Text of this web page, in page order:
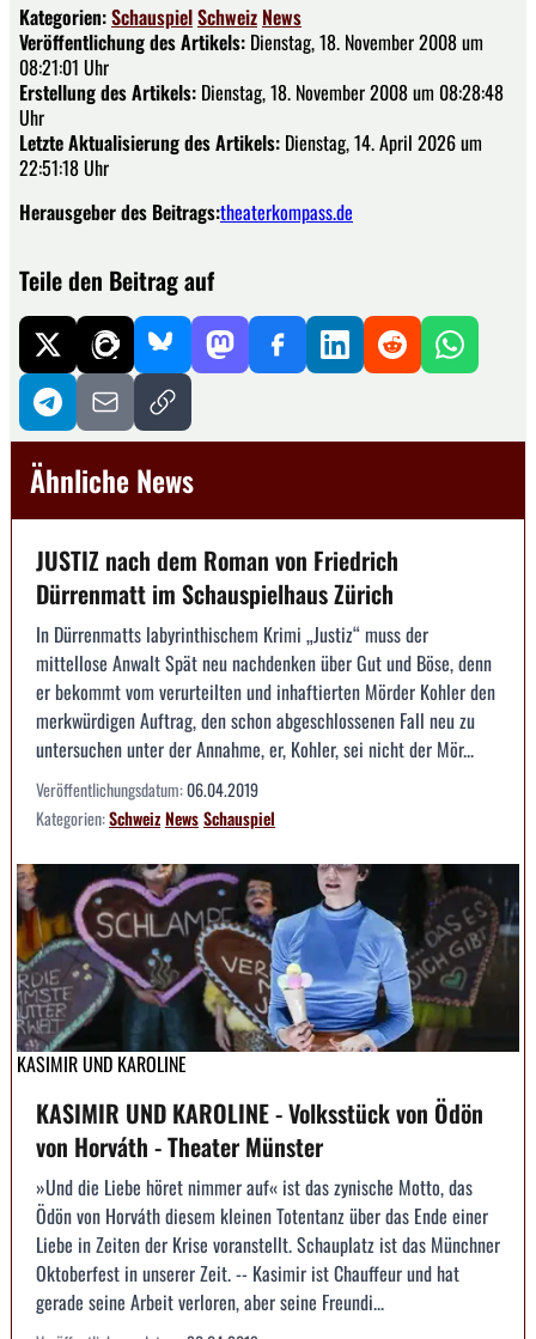
Kategorien:SchauspielSchweiz News
Veröffentlichung des Artikels: Dienstag, 18. November 2008 um
08:21:01 Uhr
Erstellung des Artikels: Dienstag, 18. November 2008 um 08:28:48
Uhr
Letzte Aktualisierung des Artikels: Dienstag, 14. April 2026 um
22:51:18 Uhr
Herausgeber des Beitrags:theaterkompass.de
Teile den Beitrag auf
Ähnliche News
JUSTIZ nach dem Roman von Friedrich
Dürrenmatt im Schauspielhaus Zürich
In Dürrenmatts labyrinthischem Krimi „Justiz“ muss der
mittellose Anwalt Spät neu nachdenken über Gut und Böse, denn
er bekommt vom verurteilten und inhaftierten Mörder Kohler den
merkwürdigen Auftrag, den schon abgeschlossenen Fall neu zu
untersuchen unter der Annahme, er, Kohler, sei nicht der Mör...
Veröffentlichungsdatum:06.04.2019
Kategorien:SchweizNewsSchauspiel
KASIMIR UND KAROLINE
KASIMIR UND KAROLINE - Volksstück von Ödön
von Horváth - Theater Münster
»Und die Liebe höret nimmer auf« ist das zynische Motto, das
Ödön von Horváth diesem kleinen Totentanz über das Ende einer
Liebe in Zeiten der Krise voranstellt. Schauplatz ist das Münchner
Oktoberfest in unserer Zeit. -- Kasimir ist Chauffeur und hat
gerade seine Arbeit verloren, aber seine Freundi...